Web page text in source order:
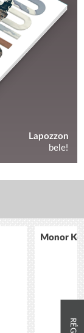
Lapozzon
bele!
Monor